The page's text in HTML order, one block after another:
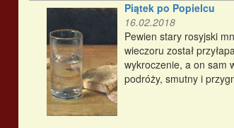
Piątek po Popielcu
16.02.2018
Pewien stary rosyjski
wieczoru został
wykroczenie, a on sam
podróży, smutny i